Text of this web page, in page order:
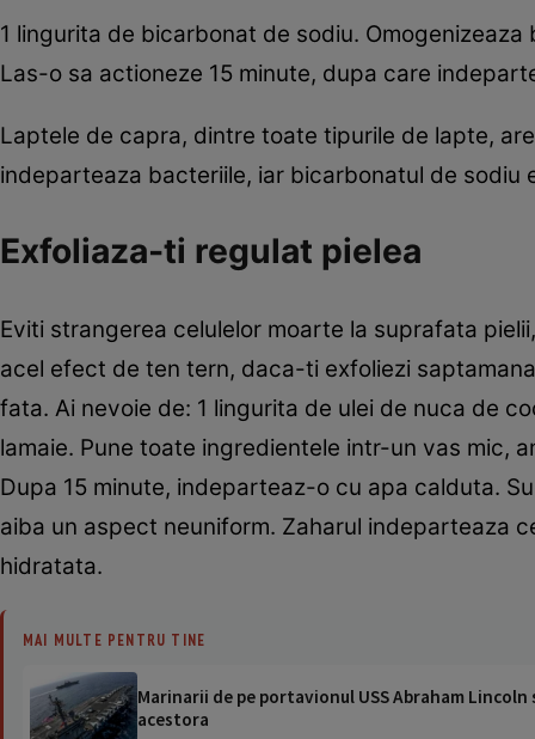
1 lingurita de bicarbonat de sodiu.
Las-o sa actioneze 15 minute, dupa care
Laptele de capra, dintre toate tipurile de lapte,
indeparteaza bacteriile, iar bicarbonatul de sodiu
Exfoliaza-ti regulat pielea
Eviti strangerea celulelor moarte la suprafata
acel efect de ten tern, daca-ti exfoliezi
fata. Ai nevoie de: 1 lingurita de ulei de nuca de
lamaie. Pune toate ingredientele intr-un vas mic,
Dupa 15 minute, indeparteaz-o cu apa calduta.
aiba un aspect neuniform. Zaharul indeparteaza
hidratata.
MAI MULTE PENTRU TINE
Marinarii de pe portavionul USS Abraham
acestora